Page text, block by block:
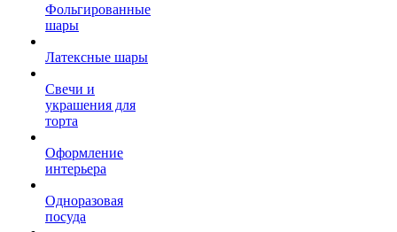
Фольгированные
шары
Латексные шары
Свечи и
украшения для
торта
Оформление
интерьера
Одноразовая
посуда